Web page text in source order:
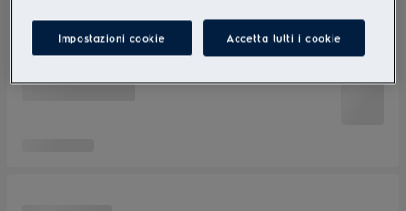
Impostazioni cookie Accetta tutti i cookie